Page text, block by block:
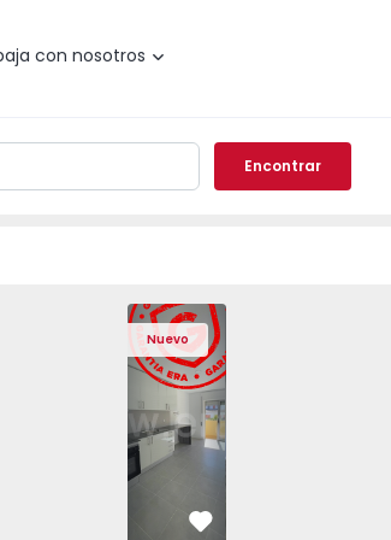
con nosotros
Encontrar
São Mateus da Calheta - 1575310 - 40
Heroísmo, São Mateus da Calheta -
T3 Angra do Heroísmo, São Mateus da
Pareada T3 Angra do Heroísmo, São
Vivienda Pareada T3 Angra do
Vivienda Pareada T3
Vivienda
Nuevo
Apartamento T2 Seixal, Amora - 1575805
Apartamento T2 Seixal,
Apartamento T2
Favorito